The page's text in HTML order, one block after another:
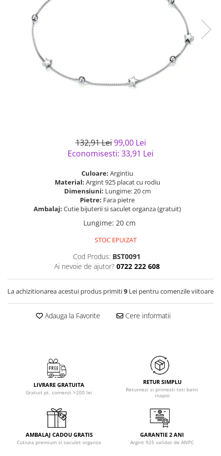
semipretioase
Bijuterii argint placat cu aur
Bijuterii argint cu diverse
materiale
Bijuterii argint cu murano
Bijuterii de Lux
Bijuterii gotice si rock
Bijuterii Handmade
Bijuterii fantezie
Casete si cutii de bijuterii
132,91 Lei 99,00 Lei
Economisesti: 33,91 Lei
Culoare: Argintiu
Material: Argint 925 placat cu rodiu
Dimensiuni: Lungime: 20 cm
Pietre: Fara pietre
Ambalaj: Cutie bijuterii si saculet organza (gratuit)
Lungime: 20 cm
STOC EPUIZAT
Cod Produs: BST0091
Ai nevoie de ajutor? 0722 222 608
La achizitionarea acestui produs primiti9 Lei pentru comenzile viitoare
Adauga la Favorite Cere informatii
LIVRARE GRATUITA
Gratuit pt. comenzi >200 lei
RETUR SIMPLU
Returnezi si primesti toti banii
inapoi
AMBALAJ CADOU GRATIS
Cutiuta premium si saculet organza
GARANTIE 2 ANI
Argint 925 validat de ANPC